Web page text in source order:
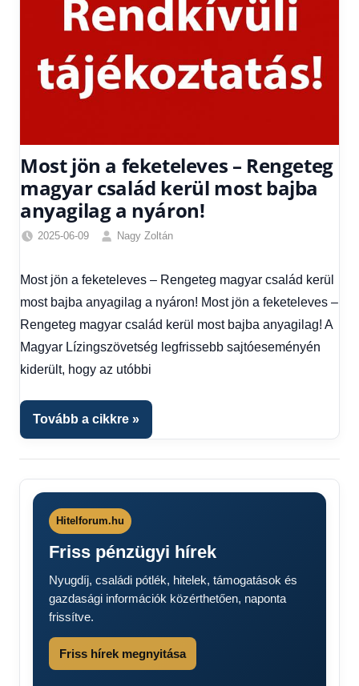
Most jön a feketeleves – Rengeteg
magyar család kerül most bajba
anyagilag a nyáron!
2025-06-09
Nagy Zoltán
hírek,
Gazdaság,
Hírek,
Hírek
Most jön a feketeleves – Rengeteg magyar család kerül
most bajba anyagilag a nyáron! Most jön a feketeleves –
Rengeteg magyar család kerül most bajba anyagilag! A
Magyar Lízingszövetség legfrissebb sajtóeseményén
kiderült, hogy az utóbbi
Tovább a cikkre
Hitelforum.hu
Friss pénzügyi hírek
Nyugdíj, családi pótlék, hitelek, támogatások és
gazdasági információk közérthetően, naponta
frissítve.
Friss hírek megnyitása